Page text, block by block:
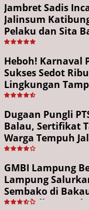
Jambret Sadis
Jalinsum
Pelaku dan Sita
Heboh! Karnaval
Sukses Sedot
Lingkungan
Dugaan Pungli
Balau, Sertifikat
Warga Tempuh
GMBI Lampung
Lampung
Sembako di
Kepedulian